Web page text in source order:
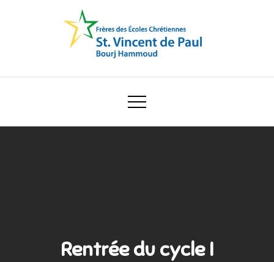
Ecole Saint Vincent de Paul
Rentrée du cycle I